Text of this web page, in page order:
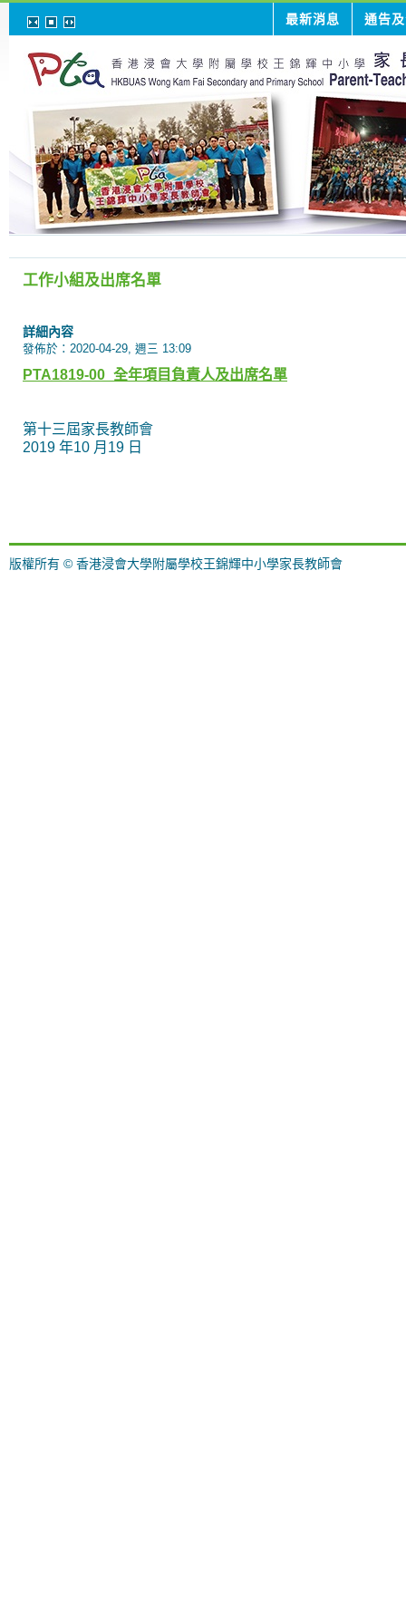
最新消息 通告
工作小組及出席名單
詳細內容
發佈於：2020-04-29, 週三 13:09
PTA1819-00_ 全年項目負責人及出席名單
第十三屆家長教師會
2019 年10 月19 日
版權所有 © 香港浸會大學附屬學校王錦輝中小學家長教師會